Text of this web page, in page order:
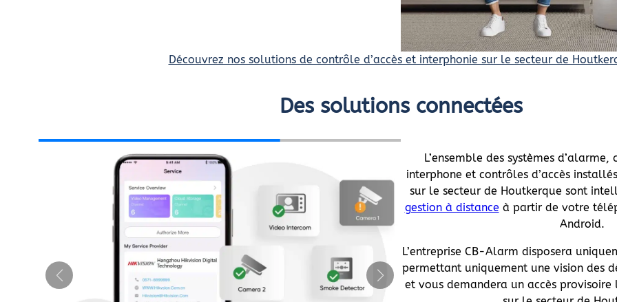
Découvrez nos solutions de contrôle d’accès et interphonie sur le secteur de
Des solutions connectées
L’ensemble des systèmes
interphone et contrôles d’accès
sur le secteur de Houtkerque sont
gestion à distance à partir de votre
Android.
L’entreprise CB-Alarm disposera
permettant uniquement une vision des
et vous demandera un accès